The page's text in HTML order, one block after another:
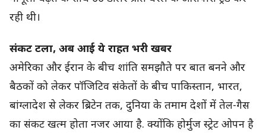
रही थी।
संकट टला, अब आई ये राहत भरी खबर
अमेरिका और ईरान के बीच शांति समझौते पर बात बनने और
बैठकों को लेकर पॉजिटिव संकेतों के बीच पाकिस्तान, भारत,
बांग्लादेश से लेकर ब्रिटेन तक, दुनिया के तमाम देशों में तेल-गैस
का संकट खत्म होता नजर आया है. क्योंकि होर्मुज स्ट्रेट ओपन है